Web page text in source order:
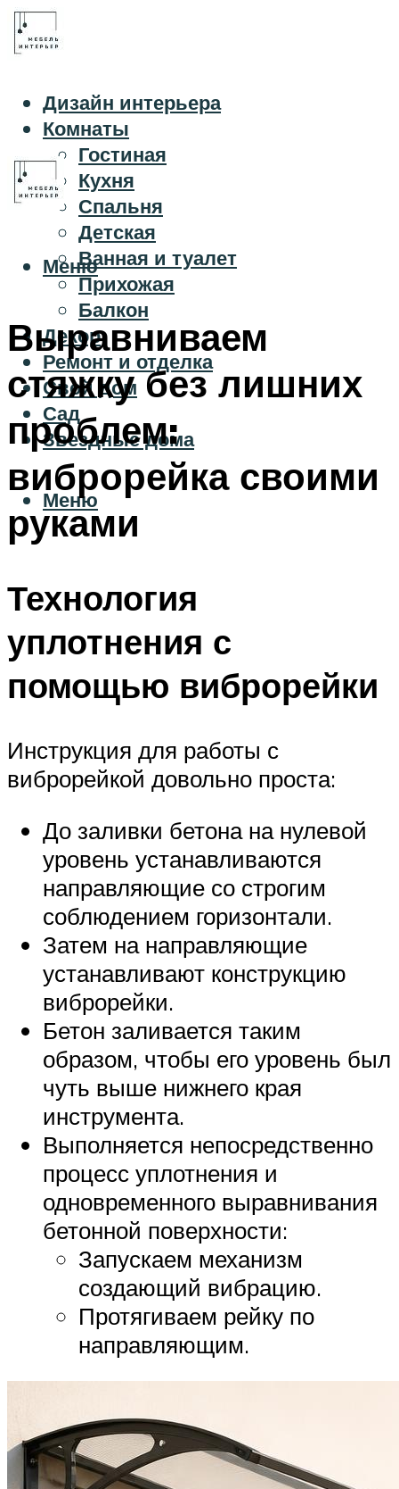
Дизайн интерьера
Комнаты
Гостиная
Кухня
Спальня
Детская
Ванная и туалет
Прихожая
Балкон
Декор
Ремонт и отделка
Свой дом
Сад
Звездные дома
Меню
Меню
Выравниваем
стяжку без лишних
проблем:
виброрейка своими
руками
Технология
уплотнения с
помощью виброрейки
Инструкция для работы с
виброрейкой довольно проста:
До заливки бетона на нулевой
уровень устанавливаются
направляющие со строгим
соблюдением горизонтали.
Затем на направляющие
устанавливают конструкцию
виброрейки.
Бетон заливается таким
образом, чтобы его уровень был
чуть выше нижнего края
инструмента.
Выполняется непосредственно
процесс уплотнения и
одновременного выравнивания
бетонной поверхности:
Запускаем механизм
создающий вибрацию.
Протягиваем рейку по
направляющим.